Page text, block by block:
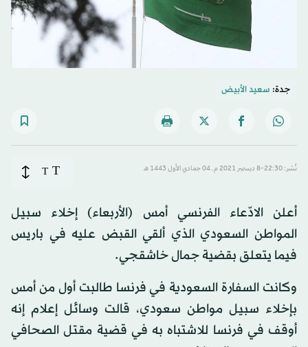
جدة: سعيد الأبيض
نُشر: 22:30-8 ديسمبر 2021 م ـ 04 جمادي الأول 1443 هـ T
T
أعلن الادّعاء الفرنسي أمس (الأربعاء) إخلاء سبيل
المواطن السعودي الذي ألقي القبض عليه في باريس
فيما يتعلق بقضية جمال خاشقجي.
وكانت السفارة السعودية في فرنسا طالبت أول من أمس
بإخلاء سبيل مواطن سعودي، قالت وسائل إعلام إنه
أوقف في فرنسا للاشتباه به في قضية مقتل الصحافي